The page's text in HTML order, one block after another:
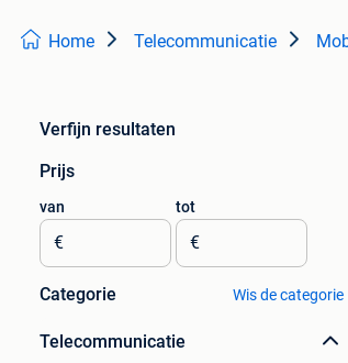
Home Telecommunicatie
Verfijn resultaten
Prijs
van
€
tot
€
Categorie Wis de categorie
Telecommunicatie